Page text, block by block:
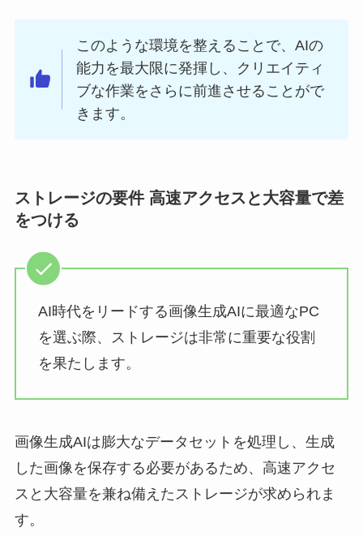
このような環境を整えることで、AIの
能力を最大限に発揮し、クリエイティ
ブな作業をさらに前進させることがで
きます。
ストレージの要件 高速アクセスと大容量で差
をつける
AI時代をリードする画像生成AIに最適なPC
を選ぶ際、ストレージは非常に重要な役割
を果たします。
画像生成AIは膨大なデータセットを処理し、生成
した画像を保存する必要があるため、高速アクセ
スと大容量を兼ね備えたストレージが求められま
す。